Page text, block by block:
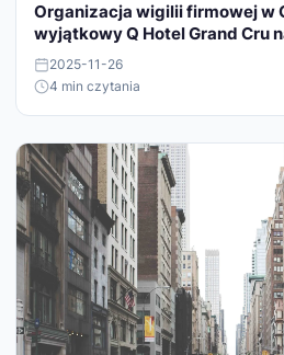
Organizacja wigilii firmowej w
wyjątkowy Q Hotel Grand Cru
2025-11-26
4 min czytania